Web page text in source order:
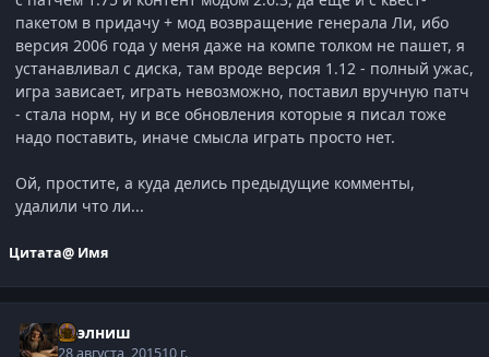
пакетом в придачу + мод возвращение генерала Ли, ибо
версия 2006 года у меня даже на компе толком не пашет, я
устанавливал с диска, там вроде версия 1.12 - полный ужас,
игра зависает, играть невозможно, поставил вручную патч
- стала норм, ну и все обновления которые я писал тоже
надо поставить, иначе смысла играть просто нет.
Ой, простите, а куда делись предыдущие комменты,
удалили что ли...
Цитата@ Имя
Нээлниш
28 августа, 201510 г.